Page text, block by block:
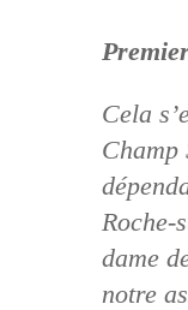
Cela
Champ
Roche-
dame
notre